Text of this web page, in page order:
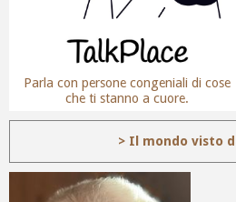
Parla con persone congeniali di cose
che ti stanno a cuore.
> Il mondo visto